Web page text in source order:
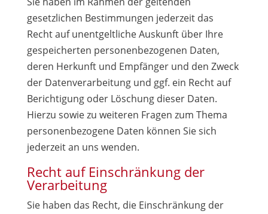
gesetzlichen Bestimmungen jederzeit das
Recht auf unentgeltliche Auskunft über Ihre
gespeicherten personenbezogenen Daten,
deren Herkunft und Empfänger und den Zweck
der Datenverarbeitung und ggf. ein Recht auf
Berichtigung oder Löschung dieser Daten.
Hierzu sowie zu weiteren Fragen zum Thema
personenbezogene Daten können Sie sich
jederzeit an uns wenden.
Recht auf Einschränkung der
Verarbeitung
Sie haben das Recht, die Einschränkung der